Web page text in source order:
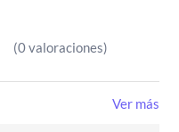
(0 valoraciones)
Ver más